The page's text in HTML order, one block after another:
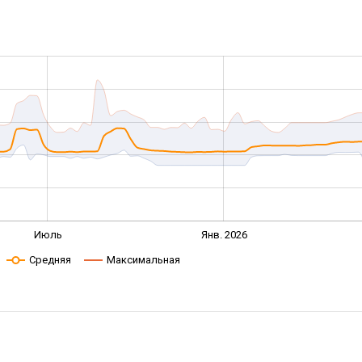
Июль Янв. 2026
Средняя Максимальная